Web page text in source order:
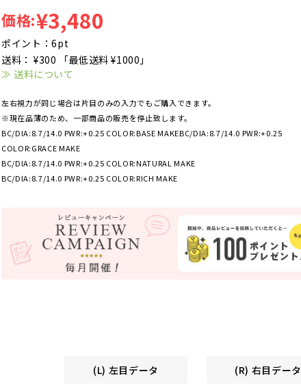
価格:¥3,480
ポイント：6pt
送料： ¥300 「最低送料 ¥1000」
≫ 送料について
左右視力が同じ場合は片目のみの入力でもご購入できます。
※現在品薄のため、一部商品の販売を停止致します。
BC/DIA:8.7/14.0 PWR:+0.25 COLOR:BASE MAKEBC/DIA:8.7/14.0 PWR:+0.25
COLOR:GRACE MAKE
BC/DIA:8.7/14.0 PWR:+0.25 COLOR:NATURAL MAKE
BC/DIA:8.7/14.0 PWR:+0.25 COLOR:RICH MAKE
(L) 左目データ (R) 右目データ